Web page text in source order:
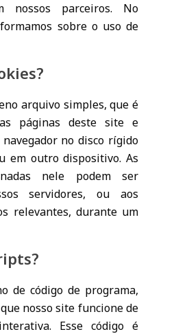
nossos parceiros. No
sobre o uso de
arquivo simples, que é
páginas deste site e
no disco rígido
em outro dispositivo. As
nele podem ser
servidores, ou aos
relevantes, durante um
de código de programa,
nosso site funcione de
Esse código é